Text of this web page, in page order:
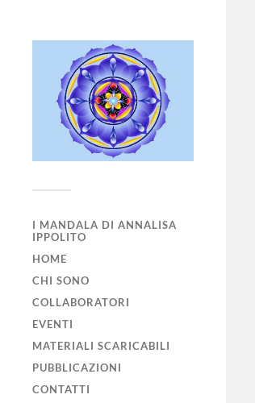
I MANDALA DI ANNALISA
IPPOLITO
HOME
CHI SONO
COLLABORATORI
EVENTI
MATERIALI SCARICABILI
PUBBLICAZIONI
CONTATTI